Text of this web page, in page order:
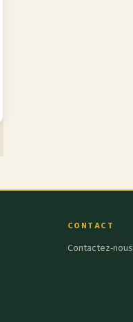
CONTACT
Contactez-nous